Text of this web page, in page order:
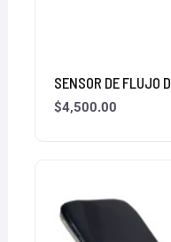
SENSOR DE FLUJO
$4,500.00